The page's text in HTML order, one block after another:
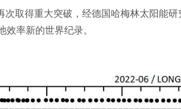
次取得重大突破，经德国哈梅林太阳能
效率新的世界纪录。